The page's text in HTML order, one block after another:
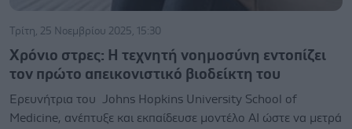
Τρίτη, 25 Νοεμβρίου 2025, 15:30
Χρόνιο στρες: Η τεχνητή νοημοσύνη εντοπίζει
τον πρώτο απεικονιστικό βιοδείκτη του
Ερευνήτρια του Johns Hopkins University School of
Medicine, ανέπτυξε και εκπαίδευσε μοντέλο ΑΙ ώστε να μετρά